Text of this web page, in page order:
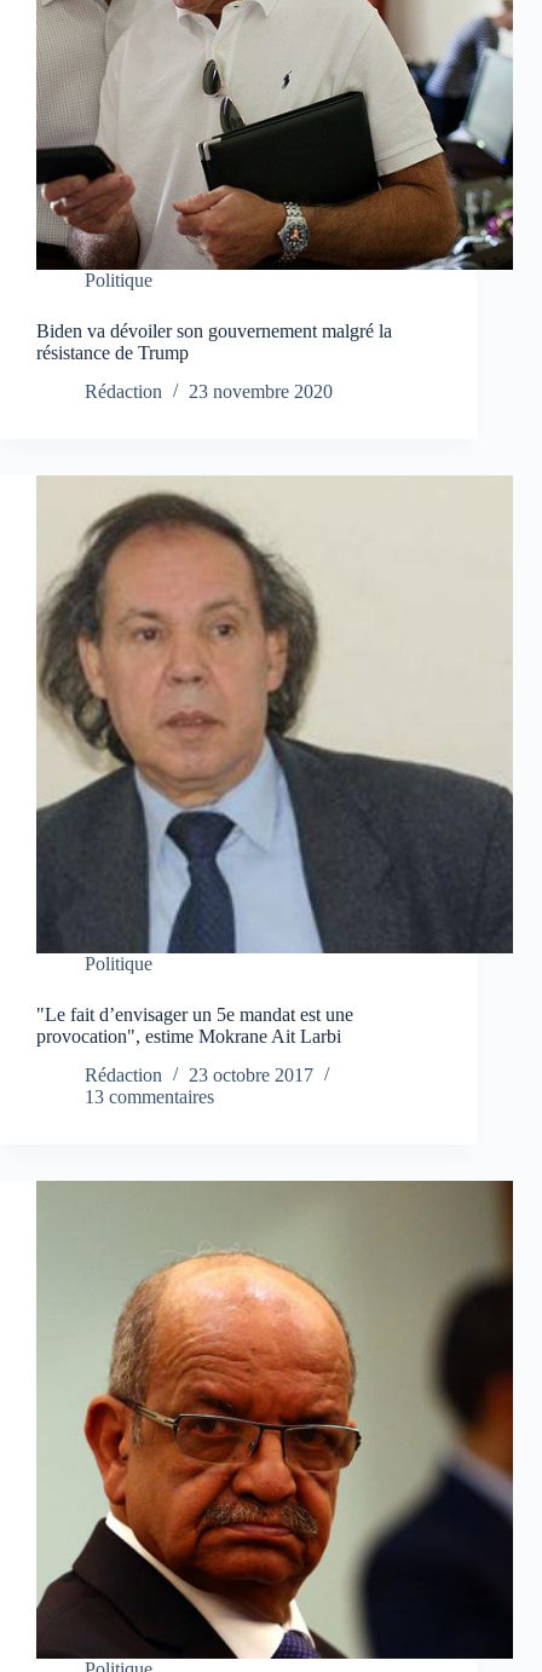
Politique
Biden va dévoiler son gouvernement malgré la
résistance de Trump
Rédaction
23 novembre 2020
Politique
"Le fait d’envisager un 5e mandat est une
provocation", estime Mokrane Ait Larbi
Rédaction
23 octobre 2017
13 commentaires